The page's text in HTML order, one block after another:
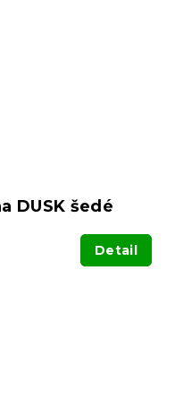
DUSK šedé
Detail